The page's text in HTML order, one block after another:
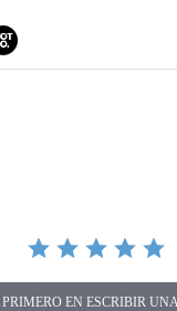
PRIMERO EN ESCRIBIR